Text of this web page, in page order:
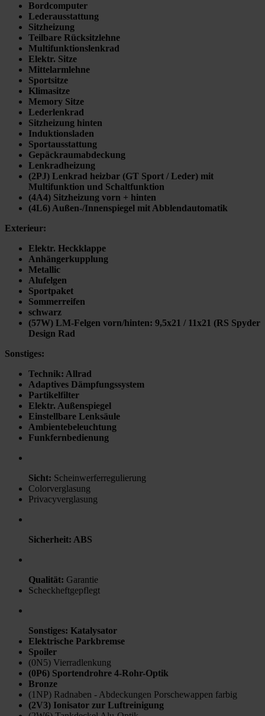
Bordcomputer
Lederausstattung
Sitzheizung
Teilbare Rücksitzlehne
Multifunktionslenkrad
Elektr. Sitze
Mittelarmlehne
Sportsitze
Klimasitze
Memory Sitze
Lederlenkrad
Sitzheizung hinten
Induktionsladen
Sportausstattung
Gepäckraumabdeckung
Lenkradheizung
(2PJ) Lenkrad heizbar (GT Sport / Leder) mit
Multifunktion und Schaltfunktion
(4A4) Sitzheizung vorn + hinten
(4L6) Außen-/Innenspiegel mit Abblendautomatik
Exterieur:
Elektr. Heckklappe
Anhängerkupplung
Metallic
Alufelgen
Sportpaket
Sommerreifen
schwarz
(57W) LM-Felgen vorn/hinten: 9,5x21 / 11x21 (RS Spyder
Design Rad
Sonstiges:
Technik: Allrad
Adaptives Dämpfungssystem
Partikelfilter
Elektr. Außenspiegel
Einstellbare Lenksäule
Ambientebeleuchtung
Funkfernbedienung
Sicht: Scheinwerferregulierung
Colorverglasung
Privacyverglasung
Sicherheit: ABS
Qualität: Garantie
Scheckheftgepflegt
Sonstiges: Katalysator
Elektrische Parkbremse
Spoiler
(0N5) Vierradlenkung
(0P6) Sportendrohre 4-Rohr-Optik
Bronze
(1NP) Radnaben - Abdeckungen Porschewappen farbig
(2V3) Ionisator zur Luftreinigung